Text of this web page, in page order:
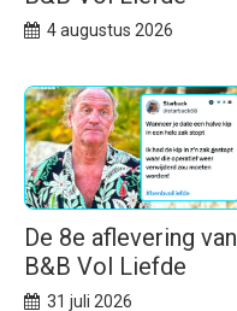
4 augustus 2026
De 8e aflevering van
B&B Vol Liefde
31 juli 2026